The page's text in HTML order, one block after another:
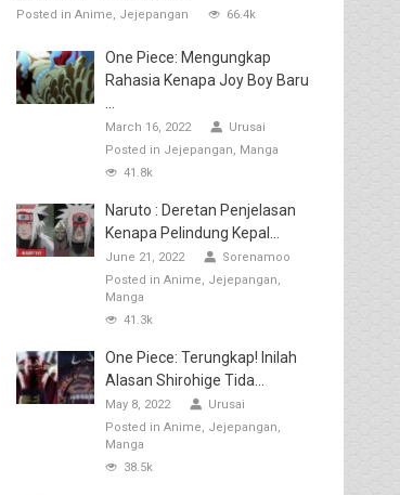
Posted in Anime Jejepangan 66.4k
One Piece: Mengungkap
Rahasia Kenapa Joy Boy Baru
March 16, 2022
Urusai
Posted in Jejepangan
Manga
41.8k
Naruto : Deretan Penjelasan
Kenapa Pelindung Kepal...
June 21, 2022
Sorenamoo
Posted in Anime
Jejepangan
Manga
41.3k
One Piece: Terungkap! Inilah
Alasan Shirohige Tida...
May 8, 2022
Urusai
Posted in Anime
Jejepangan
Manga
38.5k